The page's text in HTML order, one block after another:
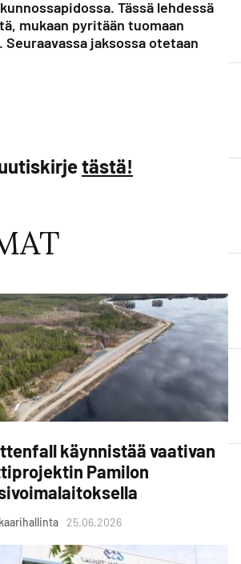
Tässä lehdessä
mukaan pyritään tuomaan
jaksossa otetaan
tästä!
käynnistää vaativan
Pamilon
25.06.2026